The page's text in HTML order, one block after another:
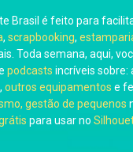
Carol Pessoa
Ju Mirthes
Brasil é feito para
, scrapbooking,
Toda semana, aqui,
podcasts incríveis sobre:
outros equipamentos e
gestão de pequenos
para usar no